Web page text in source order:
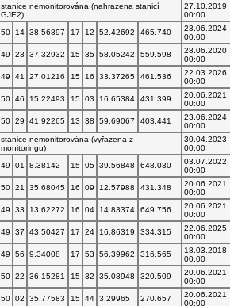
stanice nemonitorována (nahrazena stanicí
GJE2)
27.10.2019
00:00
50 14 38.56897 17 12 52.42692 465.740
23.06.2024
00:00
49 23 37.32932 15 35 58.05242 559.598
28.06.2020
00:00
49 41 27.01216 15 16 33.37265 461.536
22.03.2026
00:00
50 46 15.22493 15 03 16.65384 431.399
20.06.2021
00:00
50 29 41.92265 13 38 59.69067 403.441
23.06.2024
00:00
stanice nemonitorována (vyřazena z
monitoringu)
30.04.2023
00:00
49 01 8.38142 15 05 39.56848 648.030
03.07.2022
00:00
50 21 35.68045 16 09 12.57988 431.348
20.06.2021
00:00
49 33 13.62272 16 04 14.83374 649.756
20.06.2021
00:00
49 37 43.50427 17 24 16.86319 334.315
22.06.2025
00:00
49 56 9.34008 17 53 56.39962 316.565
18.03.2018
00:00
50 22 36.15281 15 32 35.08948 320.509
20.06.2021
00:00
50 02 35.77583 15 44 3.29965 270.657
20.06.2021
00:00